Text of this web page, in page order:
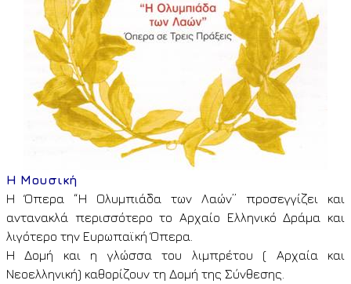
Η Μουσική
Η Όπερα “H Ολυμπιάδα των Λαών” προσεγγίζει και
αντανακλά περισσότερο το Αρχαίο Ελληνικό Δράμα και
λιγότερο την Ευρωπαϊκή Όπερα.
Η Δομή και η γλώσσα του λιμπρέτου ( Αρχαία και
Νεοελληνική) καθορίζουν τη Δομή της Σύνθεσης.